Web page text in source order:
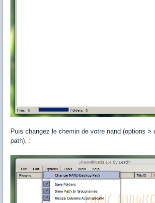
Puis changez le chemin de votre nand (options >
path). :